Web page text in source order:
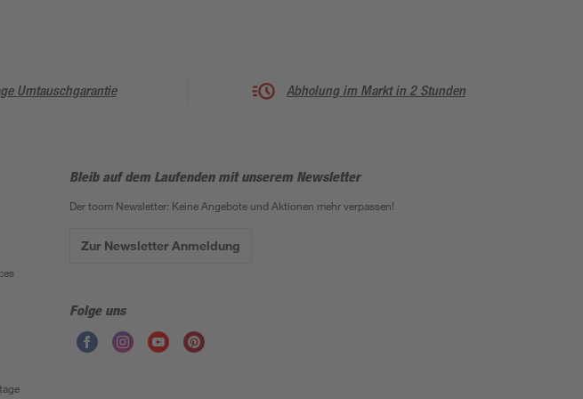
Umtauschgarantie Abholung im Markt in 2 Stunden
Bleib auf dem Laufenden mit unserem Newsletter
Der toom Newsletter: Keine Angebote und Aktionen mehr verpassen!
Zur Newsletter Anmeldung
Folge uns